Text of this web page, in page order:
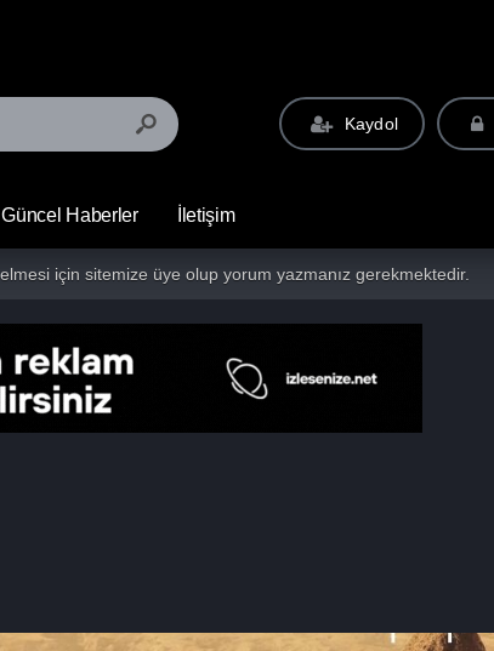
Kaydol
Güncel Haberler İletişim
için sitemize üye olup yorum yazmanız gerekmektedir.